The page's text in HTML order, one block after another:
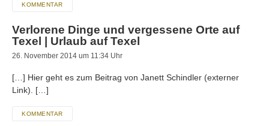
KOMMENTAR
Verlorene Dinge und vergessene Orte auf
Texel | Urlaub auf Texel
26. November 2014 um 11:34 Uhr
[…] Hier geht es zum Beitrag von Janett Schindler (externer
Link). […]
KOMMENTAR